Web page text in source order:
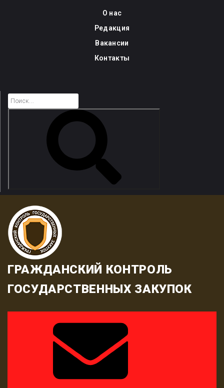
О нас
Редакция
Вакансии
Контакты
ГРАЖДАНСКИЙ КОНТРОЛЬ
ГОСУДАРСТВЕННЫХ ЗАКУПОК